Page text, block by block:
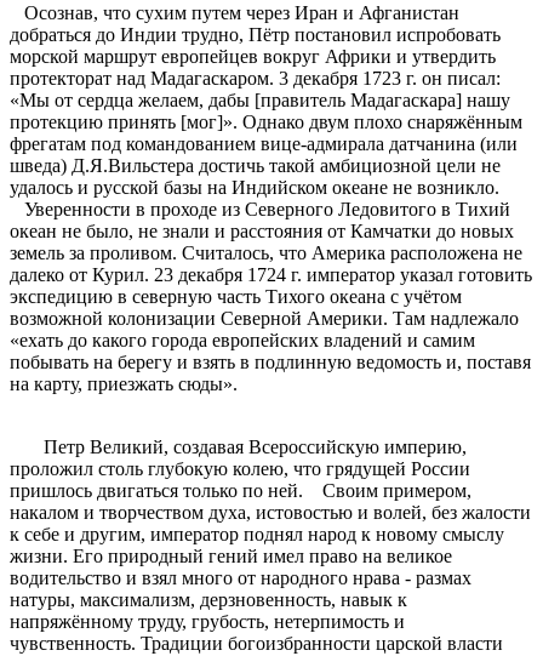
Осознав, что сухим путем через Иран и Афганистан
добраться до Индии трудно, Пётр постановил испробовать
морской маршрут европейцев вокруг Африки и утвердить
протекторат над Мадагаскаром. 3 декабря 1723 г. он писал:
«Мы от сердца желаем, дабы [правитель Мадагаскара] нашу
протекцию принять [мог]». Однако двум плохо снаряжённым
фрегатам под командованием вице-адмирала датчанина (или
шведа) Д.Я.Вильстера достичь такой амбициозной цели не
удалось и русской базы на Индийском океане не возникло.
Уверенности в проходе из Северного Ледовитого в Тихий
океан не было, не знали и расстояния от Камчатки до новых
земель за проливом. Считалось, что Америка расположена не
далеко от Курил. 23 декабря 1724 г. император указал готовить
экспедицию в северную часть Тихого океана с учётом
возможной колонизации Северной Америки. Там надлежало
«ехать до какого города европейских владений и самим
побывать на берегу и взять в подлинную ведомость и, поставя
на карту, приезжать сюды».
Петр Великий, создавая Всероссийскую империю,
проложил столь глубокую колею, что грядущей России
пришлось двигаться только по ней. Своим примером,
накалом и творчеством духа, истовостью и волей, без жалости
к себе и другим, император поднял народ к новому смыслу
жизни. Его природный гений имел право на великое
водительство и взял много от народного нрава - размах
натуры, максимализм, дерзновенность, навык к
напряжённому труду, грубость, нетерпимость и
чувственность. Традиции богоизбранности царской власти